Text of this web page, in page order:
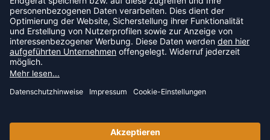
NEUIGKEIT ODER AKTION MEHR.
JETZT ANMELDEN